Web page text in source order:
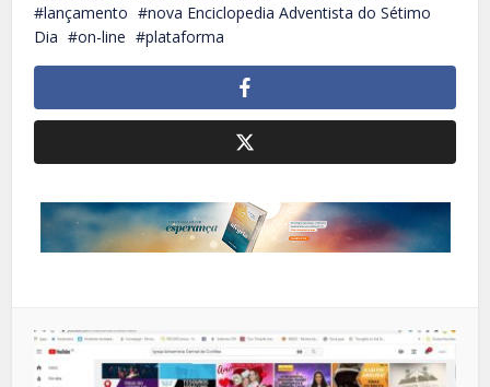
lançamento
nova Enciclopedia Adventista do Sétimo
Dia
on-line plataforma